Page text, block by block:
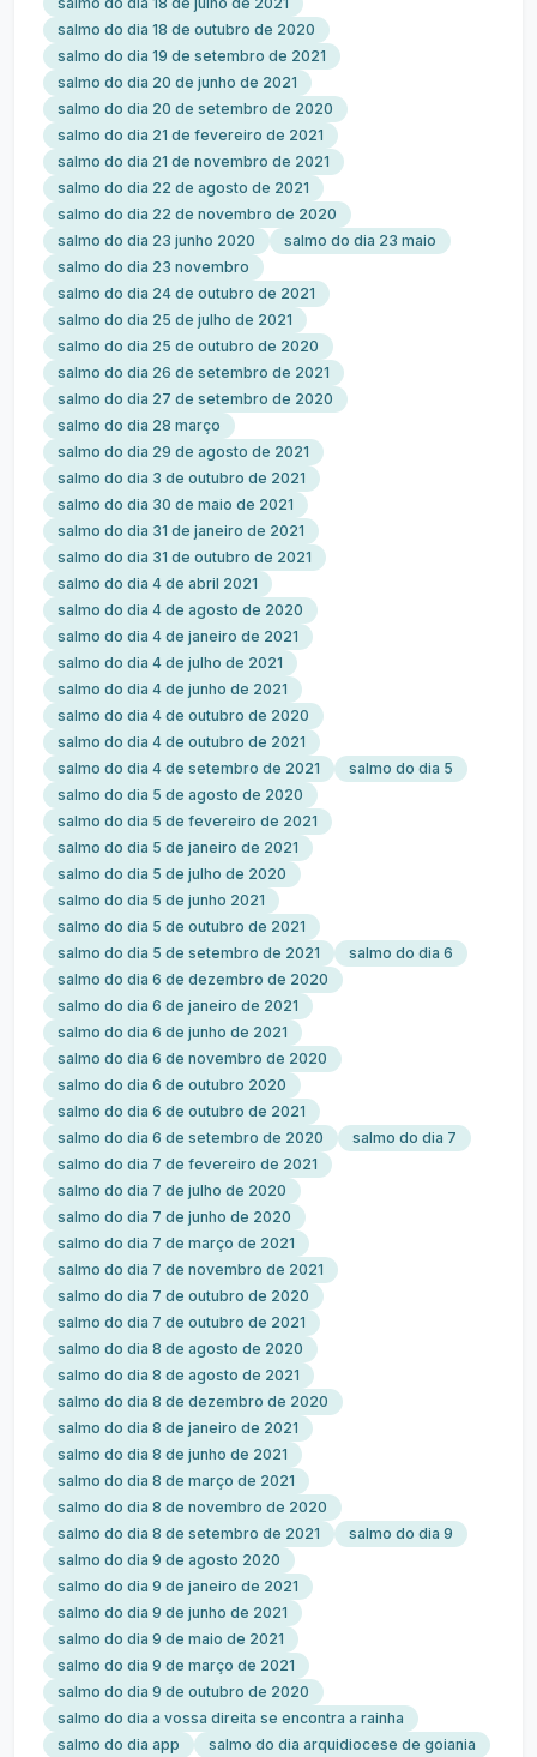
salmo do dia 18 de outubro de 2020
salmo do dia 19 de setembro de 2021
salmo do dia 20 de junho de 2021
salmo do dia 20 de setembro de 2020
salmo do dia 21 de fevereiro de 2021
salmo do dia 21 de novembro de 2021
salmo do dia 22 de agosto de 2021
salmo do dia 22 de novembro de 2020
salmo do dia 23 junho 2020
salmo do dia 23 maio
salmo do dia 23 novembro
salmo do dia 24 de outubro de 2021
salmo do dia 25 de julho de 2021
salmo do dia 25 de outubro de 2020
salmo do dia 26 de setembro de 2021
salmo do dia 27 de setembro de 2020
salmo do dia 28 março
salmo do dia 29 de agosto de 2021
salmo do dia 3 de outubro de 2021
salmo do dia 30 de maio de 2021
salmo do dia 31 de janeiro de 2021
salmo do dia 31 de outubro de 2021
salmo do dia 4 de abril 2021
salmo do dia 4 de agosto de 2020
salmo do dia 4 de janeiro de 2021
salmo do dia 4 de julho de 2021
salmo do dia 4 de junho de 2021
salmo do dia 4 de outubro de 2020
salmo do dia 4 de outubro de 2021
salmo do dia 4 de setembro de 2021
salmo do dia 5
salmo do dia 5 de agosto de 2020
salmo do dia 5 de fevereiro de 2021
salmo do dia 5 de janeiro de 2021
salmo do dia 5 de julho de 2020
salmo do dia 5 de junho 2021
salmo do dia 5 de outubro de 2021
salmo do dia 5 de setembro de 2021
salmo do dia 6
salmo do dia 6 de dezembro de 2020
salmo do dia 6 de janeiro de 2021
salmo do dia 6 de junho de 2021
salmo do dia 6 de novembro de 2020
salmo do dia 6 de outubro 2020
salmo do dia 6 de outubro de 2021
salmo do dia 6 de setembro de 2020
salmo do dia 7
salmo do dia 7 de fevereiro de 2021
salmo do dia 7 de julho de 2020
salmo do dia 7 de junho de 2020
salmo do dia 7 de março de 2021
salmo do dia 7 de novembro de 2021
salmo do dia 7 de outubro de 2020
salmo do dia 7 de outubro de 2021
salmo do dia 8 de agosto de 2020
salmo do dia 8 de agosto de 2021
salmo do dia 8 de dezembro de 2020
salmo do dia 8 de janeiro de 2021
salmo do dia 8 de junho de 2021
salmo do dia 8 de março de 2021
salmo do dia 8 de novembro de 2020
salmo do dia 8 de setembro de 2021
salmo do dia 9
salmo do dia 9 de agosto 2020
salmo do dia 9 de janeiro de 2021
salmo do dia 9 de junho de 2021
salmo do dia 9 de maio de 2021
salmo do dia 9 de março de 2021
salmo do dia 9 de outubro de 2020
salmo do dia a vossa direita se encontra a rainha
salmo do dia app
salmo do dia arquidiocese de goiania